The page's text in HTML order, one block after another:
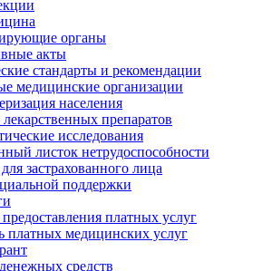
органы
акты
стандарты и рекомендации
медицинские организации
населения
препаратов
исследования
листок нетрудоспособности
застрахованного лица
поддержки
платных услуг
платных медицинских услуг
средств